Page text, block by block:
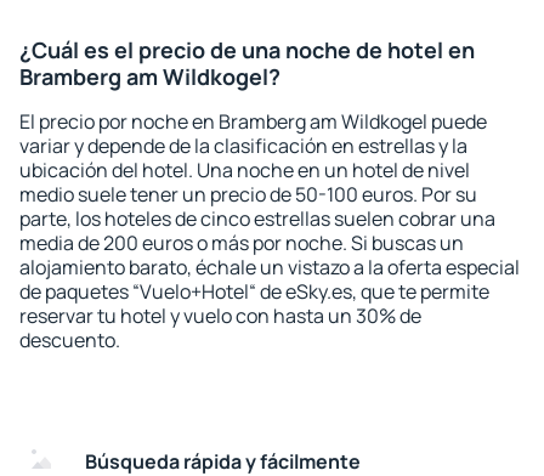
¿Cuál es el precio de una noche de hotel en
Bramberg am Wildkogel?
El precio por noche en Bramberg am Wildkogel puede
variar y depende de la clasificación en estrellas y la
ubicación del hotel. Una noche en un hotel de nivel
medio suele tener un precio de 50-100 euros. Por su
parte, los hoteles de cinco estrellas suelen cobrar una
media de 200 euros o más por noche. Si buscas un
alojamiento barato, échale un vistazo a la oferta especial
de paquetes “Vuelo+Hotel“ de eSky.es, que te permite
reservar tu hotel y vuelo con hasta un 30% de
descuento.
Búsqueda rápida y fácilmente